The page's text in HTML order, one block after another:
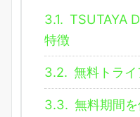
3.1. TSUTAYA
特徴
3.2. 無料トラ
3.3. 無料期間を